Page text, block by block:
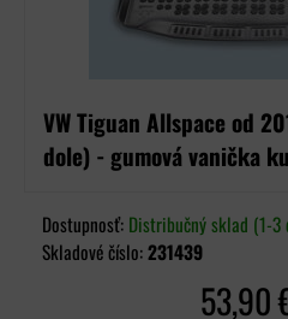
VW Tiguan Allspace od
dole) - gumová vanička
Dostupnosť: Distribučný sklad (1-3
Skladové číslo:231439
53,90